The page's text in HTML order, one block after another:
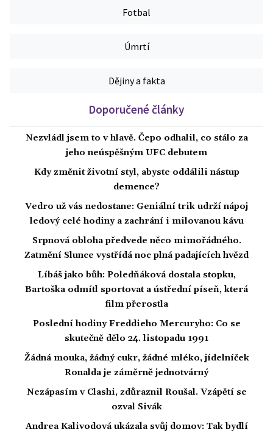
Fotbal
Úmrtí
Dějiny a fakta
Doporučené články
Nezvládl jsem to v hlavě. Čepo odhalil, co stálo za
jeho neúspěšným UFC debutem
Kdy změnit životní styl, abyste oddálili nástup
demence?
Vedro už vás nedostane: Geniální trik udrží nápoj
ledový celé hodiny a zachrání i milovanou kávu
Srpnová obloha předvede něco mimořádného.
Zatmění Slunce vystřídá noc plná padajících hvězd
Líbáš jako bůh: Poledňáková dostala stopku,
Bartoška odmítl sportovat a ústřední píseň, která
film přerostla
Poslední hodiny Freddieho Mercuryho: Co se
skutečně dělo 24. listopadu 1991
Žádná mouka, žádný cukr, žádné mléko, jídelníček
Ronalda je záměrně jednotvárný
Nezápasím v Clashi, zdůraznil Roušal. Vzápětí se
ozval Sivák
Andrea Kalivodová ukázala svůj domov: Tak bydlí